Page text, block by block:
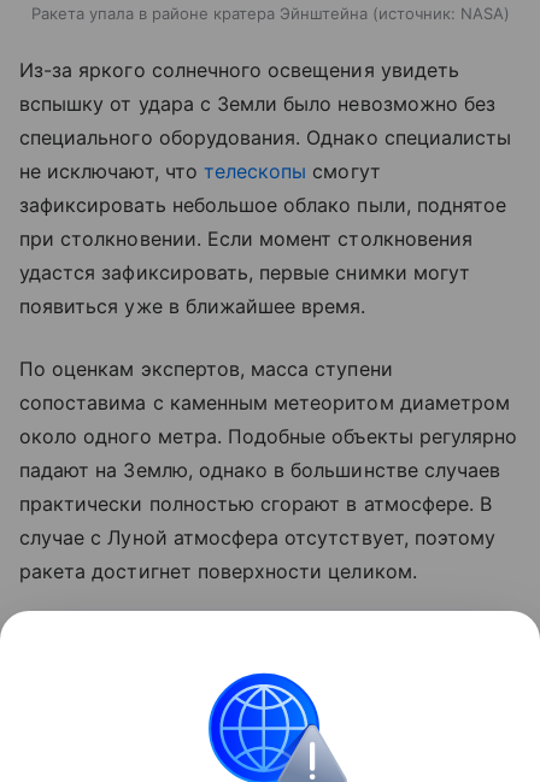
Ракета упала в районе кратера Эйнштейна источник: NASA
Из-за яркого солнечного освещения увидеть
вспышку от удара с Земли было невозможно без
специального оборудования. Однако специалисты
не исключают, что телескопы смогут
зафиксировать небольшое облако пыли, поднятое
при столкновении. Если момент столкновения
удастся зафиксировать, первые снимки могут
появиться уже в ближайшее время.
По оценкам экспертов, масса ступени
сопоставима с каменным метеоритом диаметром
около одного метра. Подобные объекты регулярно
падают на Землю, однако в большинстве случаев
практически полностью сгорают в атмосфере. В
случае с Луной атмосфера отсутствует, поэтому
ракета достигнет поверхности целиком.
об атмосфере древней Земли.
Луна российские ученые